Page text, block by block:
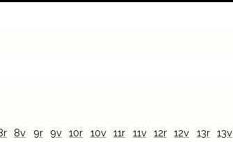
8v 9r 9v 10r 10v 11r 11v 12r 12v 13r 13v